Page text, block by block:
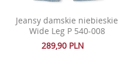
Jeansy damskie niebieskie
Wide Leg P 540-008
289,90 PLN